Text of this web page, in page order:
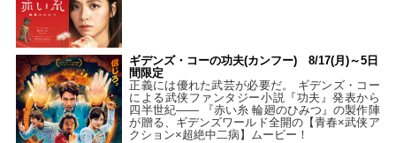
ギデンズ・コーの功夫(カンフー) 8/17(月)～5日
間限定
正義には優れた武芸が必要だ。 ギデンズ・コー
による武侠ファンタジー小説『功夫』発表から
四半世紀―― 『赤い糸 輪廻のひみつ』の製作陣
が贈る、ギデンズワールド全開の【青春×武侠ア
クション×超絶中二病】ムービー！